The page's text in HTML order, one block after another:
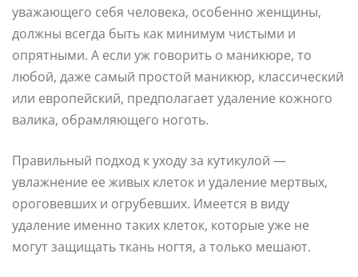
уважающего себя человека, особенно женщины,
должны всегда быть как минимум чистыми и
опрятными. А если уж говорить о маникюре, то
любой, даже самый простой маникюр, классический
или европейский, предполагает удаление кожного
валика, обрамляющего ноготь.
Правильный подход к уходу за кутикулой —
увлажнение ее живых клеток и удаление мертвых,
ороговевших и огрубевших. Имеется в виду
удаление именно таких клеток, которые уже не
могут защищать ткань ногтя, а только мешают.